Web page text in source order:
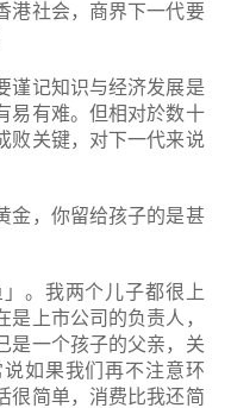
港社会，商界下一代要
谨记知识与经济发展是
易有难。但相对於数十
败关键，对下一代来说
金，你留给孩子的是甚
。我两个儿子都很上
上市公司的负责人，
是一个孩子的父亲，关
如果我们再不注意环
很简单，消费比我还简